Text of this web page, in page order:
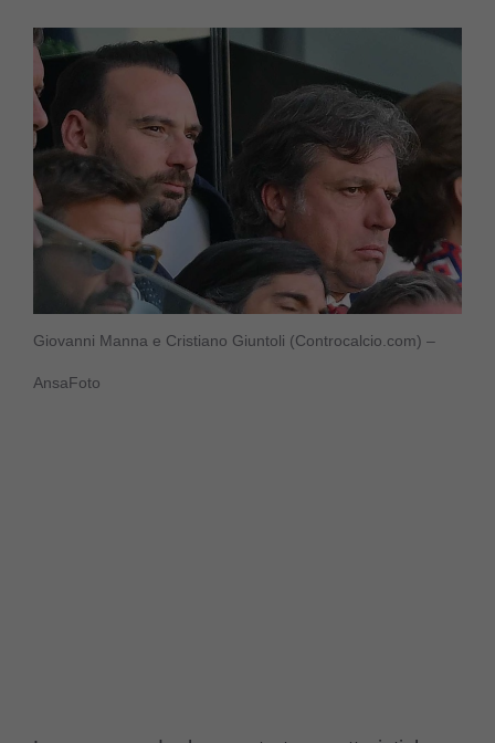
Giovanni Manna e Cristiano Giuntoli (Controcalcio.com) –
AnsaFoto